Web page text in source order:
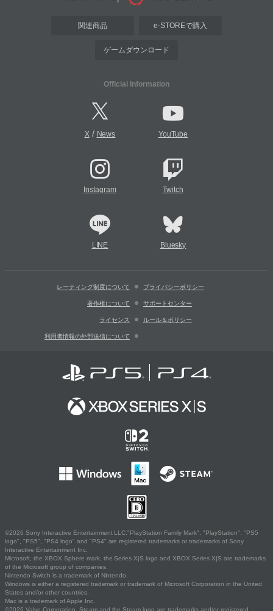
関連商品 e-STOREで購入
ゲームダウンロード
Official Information
X/ News YouTube
Instagram Twitch
LINE Bluesky
レーティング制度について プライバシーポリシー
著作権について サポートセンター
ライセンス ルール＆ポリシー
利用者情報の外部送信について
©2026 Sony Interactive Entertainment LLC."PlayStation Family Mark", "PlayStation", "PS5
logo", "PS5", "PS4 logo" and "PS4" are registered trademarks or trademarks of Sony
Interactive Entertainment Inc.
Microsoft, the XBOX Sphere mark, the Series X|S logo and XBOX Series X|S are trademarks
of the Microsoft group of companies.
Nintendo Switch is a trademark of Nintendo.
Windows is either a registered trademark or trademark of Microsoft Corporation in the United
States and/or other countries.
Mac is a trademark of Apple Inc.
©2026 Valve Corporation. Steam and the Steam logo are trademarks and/or registered